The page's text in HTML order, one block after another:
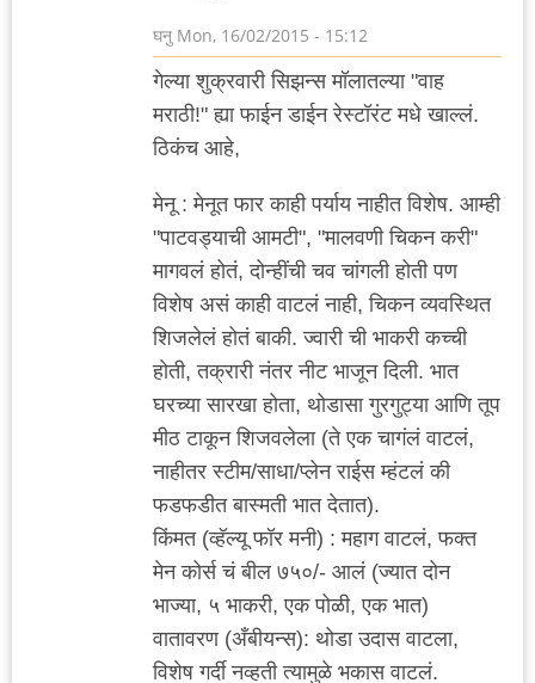
घनु Mon, 16/02/2015 - 15:12
गेल्या शुक्रवारी सिझन्स मॉलातल्या "वाह
मराठी!" ह्या फाईन डाईन रेस्टॉरंट मधे खाल्लं.
ठिकंच आहे,
मेनू : मेनूत फार काही पर्याय नाहीत विशेष. आम्ही
"पाटवड्याची आमटी", "मालवणी चिकन करी"
मागवलं होतं, दोन्हींची चव चांगली होती पण
विशेष असं काही वाटलं नाही, चिकन व्यवस्थित
शिजलेलं होतं बाकी. ज्वारी ची भाकरी कच्ची
होती, तक्रारी नंतर नीट भाजून दिली. भात
घरच्या सारखा होता, थोडासा गुरगुट्या आणि तूप
मीठ टाकून शिजवलेला (ते एक चागंलं वाटलं,
नाहीतर स्टीम/साधा/प्लेन राईस म्हंटलं की
फडफडीत बास्मती भात देतात).
किंमत (व्हॅल्यू फॉर मनी) : महाग वाटलं, फक्त
मेन कोर्स चं बील ७५०/- आलं (ज्यात दोन
भाज्या, ५ भाकरी, एक पोळी, एक भात)
वातावरण (अँबीयन्स): थोडा उदास वाटला,
विशेष गर्दी नव्हती त्यामुळे भकास वाटलं.